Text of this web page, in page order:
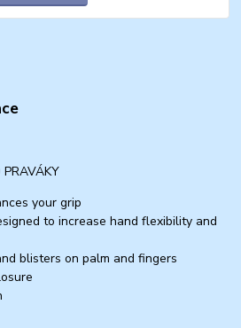
your grip
to increase hand flexibility and
blisters on palm and fingers